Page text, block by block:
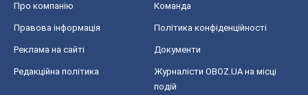
Про компанію Команда
Правова інформація Політика конфіденційності
Реклама на сайті Документи
Редакційна політика
Журналісти OBOZ.UA на місці
подій